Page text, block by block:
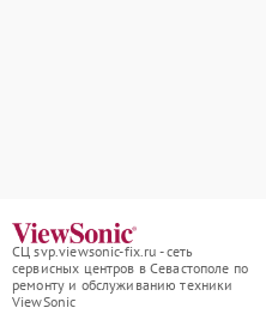
СЦ svp.viewsonic-fix.ru - сеть
сервисных центров в Севастополе по
ремонту и обслуживанию техники
ViewSonic